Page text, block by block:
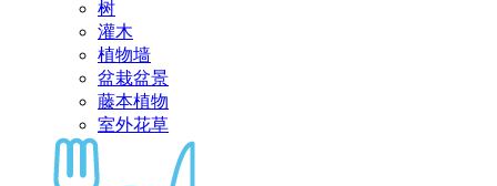
树
灌木
植物墙
盆栽盆景
藤本植物
室外花草